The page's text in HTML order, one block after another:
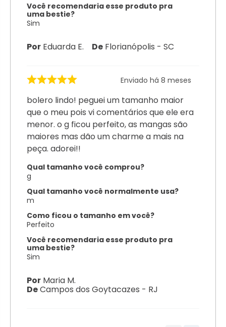
Você recomendaria esse produto pra
uma bestie?
Sim
Por Eduarda E. De Florianópolis - SC
Enviado há 8 meses
bolero lindo! peguei um tamanho maior
que o meu pois vi comentários que ele era
menor. o g ficou perfeito, as mangas são
maiores mas dão um charme a mais na
peça. adorei!!
Qual tamanho você comprou?
g
Qual tamanho você normalmente usa?
m
Como ficou o tamanho em você?
Perfeito
Você recomendaria esse produto pra
uma bestie?
Sim
Por Maria M.
DeCampos dos Goytacazes - RJ